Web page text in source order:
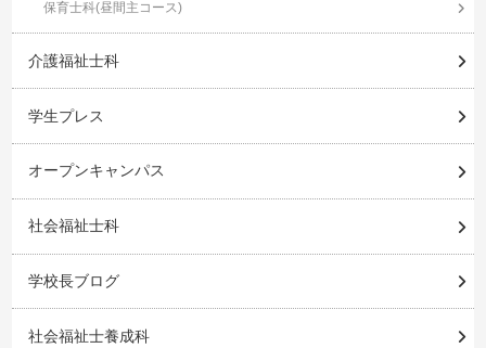
保育士科(昼間主コース)
介護福祉士科
学生プレス
オープンキャンパス
社会福祉士科
学校長ブログ
社会福祉士養成科